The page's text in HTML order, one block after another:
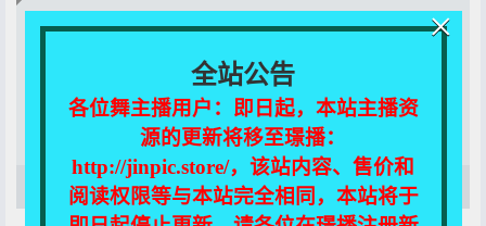
当前页面关联资源下载!
黄金包年VIP和至尊包年VIP可免费下载！
该资源没有添加描述！
全站公告
各位舞主播用户：即日起，本站主播资
源的更新将移至璟播：
http://jinpic.store/，该站内容、售价和
阅读权限等与本站完全相同，本站将于
×